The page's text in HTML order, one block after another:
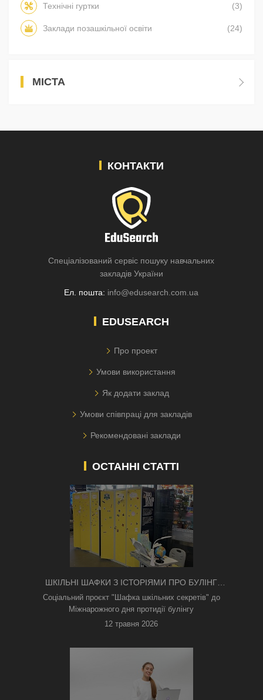
Технічні гуртки (3)
Заклади позашкільної освіти (24)
МІСТА
КОНТАКТИ
Спеціалізований сервіс пошуку навчальних
закладів України
Ел. пошта: info@edusearch.com.ua
EDUSEARCH
Про проект
Умови використання
Як додати заклад
Умови співпраці для закладів
Рекомендовані заклади
ОСТАННІ СТАТТІ
ШКІЛЬНІ ШАФКИ З ІСТОРІЯМИ ПРО БУЛІНГ
З'ЯВИЛИСЯ В КИЄВІ
Соціальний проєкт "Шафка шкільних секретів" до
Міжнарожного дня протидії булінгу
12 травня 2026